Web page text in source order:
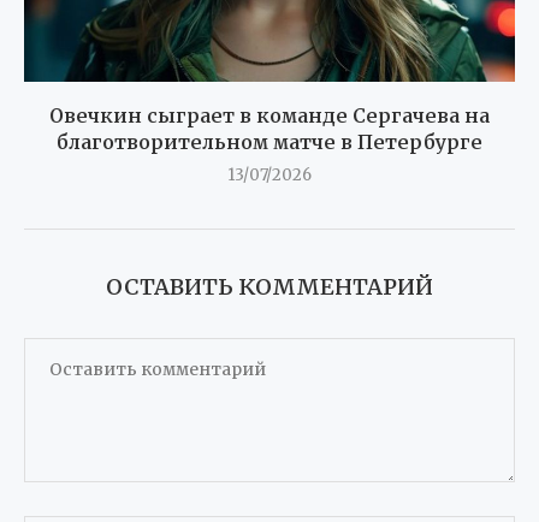
Овечкин сыграет в команде Сергачева на
благотворительном матче в Петербурге
13/07/2026
ОСТАВИТЬ КОММЕНТАРИЙ